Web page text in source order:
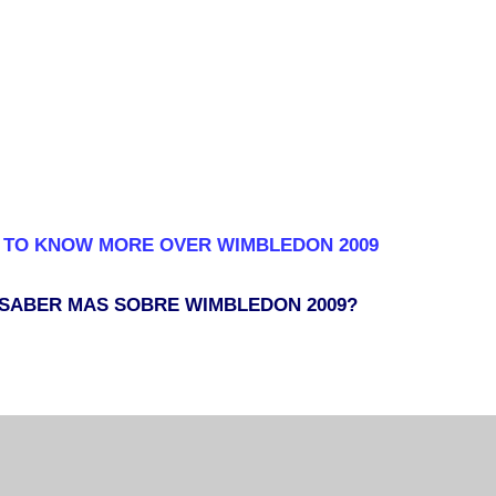
KNOW MORE OVER WIMBLEDON 2009
MAS SOBRE WIMBLEDON 2009?